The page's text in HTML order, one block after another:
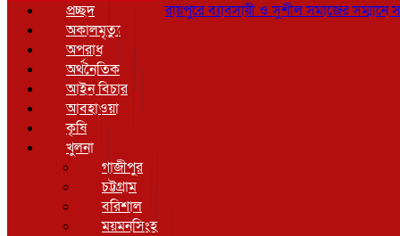
রায়পুরে ব্যাবসায়ী ও সুশীল সমাজের সম্মানে
প্রচ্ছদ
অকালমৃত্যু
অপরাধ
অর্থনৈতিক
আইন বিচার
আবহাওয়া
কৃষি
খুলনা
গাজীপুর
চট্টগ্রাম
বরিশাল
ময়মনসিংহ